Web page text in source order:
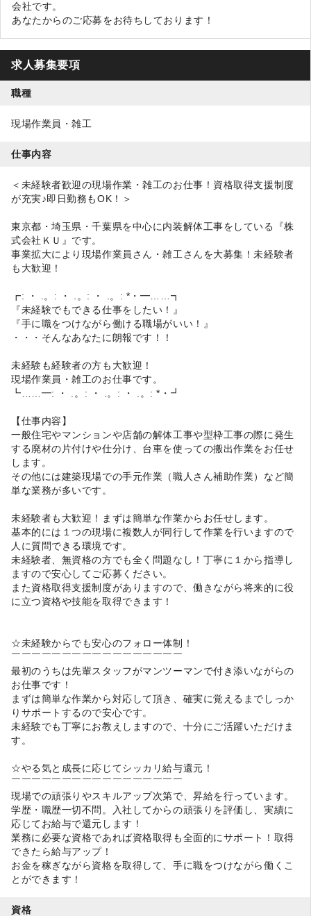
会社です。
あなたからのご応募をお待ちしております！
求人募集要項
職種
現場作業員・雑工
仕事内容
＜未経験者歓迎の現場作業・雑工のお仕事！資格取得支援制度
が充実♪即日勤務もOK！＞
東京都・埼玉県・千葉県を中心に内装解体工事をしている『株
式会社ＫＵ』です。
事業拡大により現場作業員さん・雑工さんを大募集！未経験者
も大歓迎！
┏: ・ .。: ・ .。: ・ .。: *・━……┓
『未経験でもできる仕事をしたい！』
『手に職をつけながら働ける職場がいい！』
・・・そんなあなたに朗報です！！
未経験も経験者の方も大歓迎！
現場作業員・雑工のお仕事です。
┗……━: ・ .。: ・ .。: ・ .。: *・┛
【仕事内容】
一般住宅やマンションや店舗の解体工事や型枠工事の際に発生
する廃材の片付けや仕分け、台車を使っての搬出作業をお任せ
します。
その他には建築現場での手元作業（職人さん補助作業）など簡
単な業務が多いです。
未経験者も大歓迎！まずは簡単な作業からお任せします。
基本的には１つの現場に複数人が同行して作業を行いますので
人に質問できる環境です。
未経験者、無資格の方でも全く問題なし！丁寧に１から指導し
ますので安心してご応募ください。
また資格取得支援制度がありますので、働きながら将来的に役
に立つ資格や技能を取得できます！
☆未経験からでも安心のフォロー体制！
￣￣￣￣￣￣￣￣￣￣￣￣￣￣￣￣￣
最初のうちは先輩スタッフがマンツーマンで付き添いながらの
お仕事です！
まずは簡単な作業から対応して頂き、確実に覚えるまでしっか
りサポートするので安心です。
未経験でも丁寧にお教えしますので、十分にご活躍いただけま
す。
☆やる気と成長に応じてシッカリ給与還元！
￣￣￣￣￣￣￣￣￣￣￣￣￣￣￣￣￣
現場での頑張りやスキルアップ次第で、昇給を行っています。
学歴・職歴一切不問。入社してからの頑張りを評価し、実績に
応じてお給与で還元します！
業務に必要な資格であれば資格取得も全面的にサポート！取得
できたら給与アップ！
お金を稼ぎながら資格を取得して、手に職をつけながら働くこ
とができます！
資格